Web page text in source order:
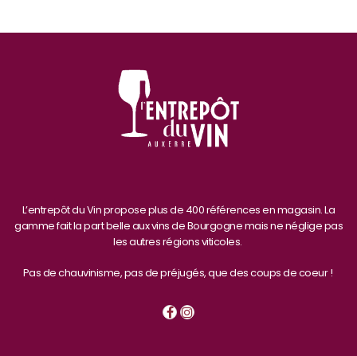
L’entrepôt du Vin propose plus de 400 références en magasin. La
gamme fait la part belle aux vins de Bourgogne mais ne néglige pas
les autres régions viticoles.
Pas de chauvinisme, pas de préjugés, que des coups de coeur !